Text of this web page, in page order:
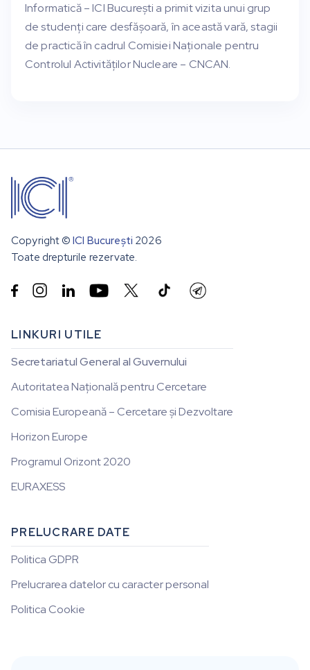
Informatică – ICI București a primit vizita unui grup
de studenți care desfășoară, în această vară, stagii
de practică în cadrul Comisiei Naționale pentru
Controlul Activităților Nucleare – CNCAN.
Copyright © ICI București 2026
Toate drepturile rezervate.
 
LINKURI UTILE
Secretariatul General al Guvernului
Autoritatea Națională pentru Cercetare
Comisia Europeană – Cercetare și Dezvoltare
Horizon Europe
Programul Orizont 2020
EURAXESS
PRELUCRARE DATE
Politica GDPR
Prelucrarea datelor cu caracter personal
Politica Cookie